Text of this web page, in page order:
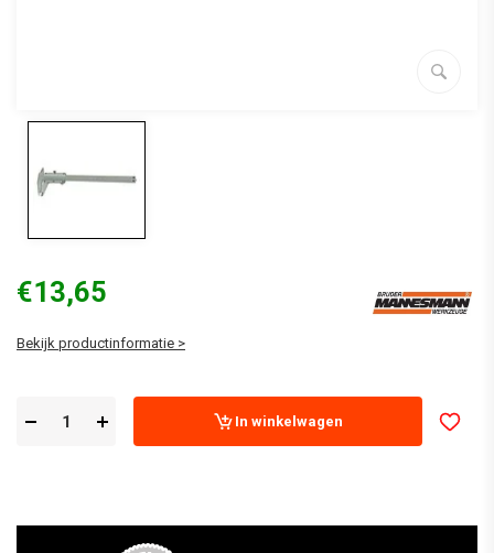
€13,65
Bekijk productinformatie >
In winkelwagen